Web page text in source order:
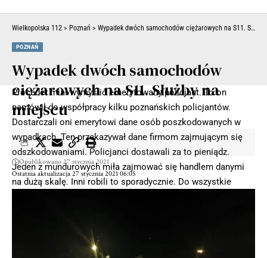
Proceder miał wymyślić emerytowany policjant. To on
namówił do współpracy kilku poznańskich policjantów.
Dostarczali oni emerytowi dane osób poszkodowanych w
wypadkach. Ten przekazywał dane firmom zajmującym się
odszkodowaniami. Policjanci dostawali za to pieniądz.
Jeden z mundurowych miła zajmować się handlem danymi
na dużą skalę. Inni robili to sporadycznie. Do wszystkie
Wielkopolska 112 > Poznań > Wypadek dwóch samochodów ciężarowych na S11. Służby na miejscu
POZNAŃ
Wypadek dwóch samochodów
ciężarowych na S11. Służby na
miejscu
Ostatnia aktualizacja 27 stycznia 2021 06:05
Opublikowano 27 stycznia 2021